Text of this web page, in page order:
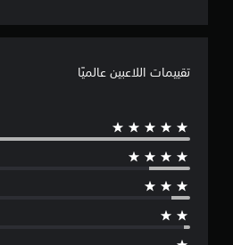
تقييمات اللاعبين عالميًا